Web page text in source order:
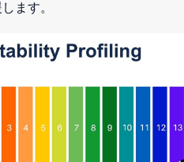
ます。